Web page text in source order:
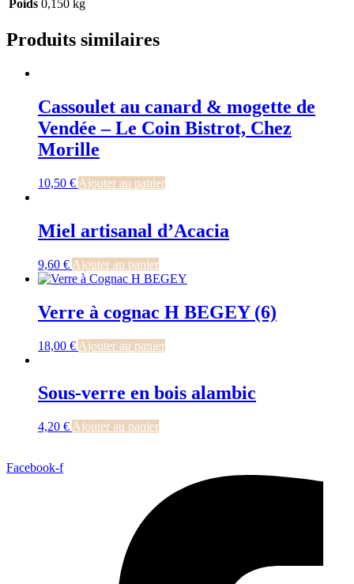
Poids 0,150 kg
Produits similaires
Cassoulet au canard & mogette de
Vendée – Le Coin Bistrot, Chez
Morille
10,50 € Ajouter au panier
Miel artisanal d’Acacia
9,60 € Ajouter au panier
Verre à cognac H BEGEY (6)
18,00 € Ajouter au panier
Sous-verre en bois alambic
4,20 € Ajouter au panier
Facebook-f